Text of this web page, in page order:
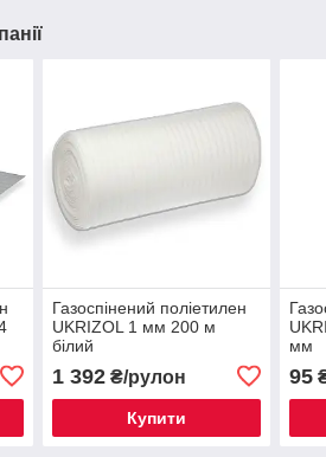
Газоспінений поліетилен
UKRIZOL 1 мм 200 м
білий
1 392₴/рулон
Купити
мм
95